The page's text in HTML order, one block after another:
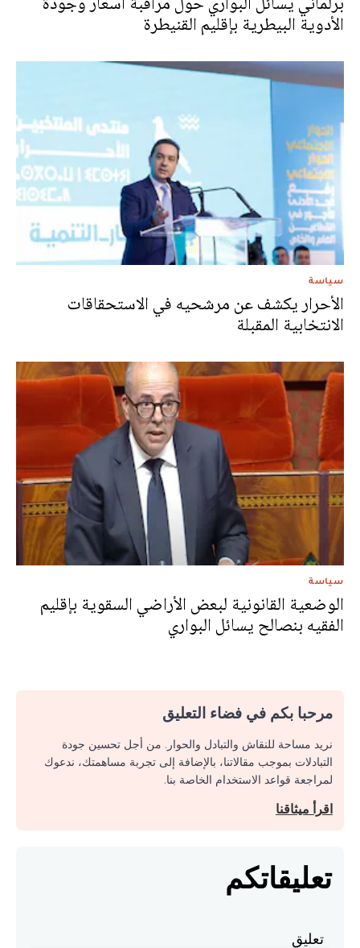
الأدوية البيطرية بإقليم القنيطرة
سياسة
الأحرار يكشف عن مرشحيه في الاستحقاقات
الانتخابية المقبلة
سياسة
الوضعية القانونية لبعض الأراضي السقوية بإقليم
الفقيه بنصالح يسائل البواري
مرحبا بكم في فضاء التعليق
نريد مساحة للنقاش والتبادل والحوار. من أجل تحسين جودة
التبادلات بموجب مقالاتنا، بالإضافة إلى تجربة مساهمتك، ندعوك
لمراجعة قواعد الاستخدام الخاصة بنا.
اقرأ ميثاقنا
تعليقاتكم
تعليق